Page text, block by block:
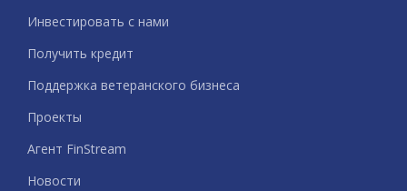
Инвестировать с нами
Получить кредит
Поддержка ветеранского бизнеса
Проекты
Агент FinStream
Новости